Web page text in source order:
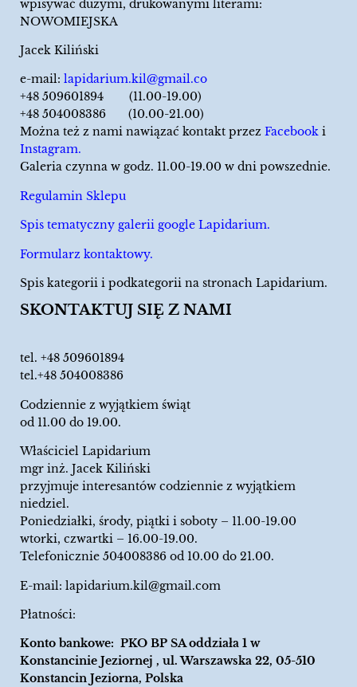
wpisywać dużymi, drukowanymi literami:
NOWOMIEJSKA
Jacek Kiliński
e-mail: lapidarium.kil@gmail.co
+48 509601894 (11.00-19.00)
+48 504008386 (10.00-21.00)
Można też z nami nawiązać kontakt przez Facebook i
Instagram.
Galeria czynna w godz. 11.00-19.00 w dni powszednie.
Regulamin Sklepu
Spis tematyczny galerii google Lapidarium.
Formularz kontaktowy.
Spis kategorii i podkategorii na stronach Lapidarium.
SKONTAKTUJ SIĘ Z NAMI
tel. +48 509601894
tel.+48 504008386
Codziennie z wyjątkiem świąt
od 11.00 do 19.00.
Właściciel Lapidarium
mgr inż. Jacek Kiliński
przyjmuje interesantów codziennie z wyjątkiem
niedziel.
Poniedziałki, środy, piątki i soboty – 11.00-19.00
wtorki, czwartki – 16.00-19.00.
Telefonicznie 504008386 od 10.00 do 21.00.
E-mail: lapidarium.kil@gmail.com
Płatności:
Konto bankowe: PKO BP SA oddziała 1 w
Konstancinie Jeziornej , ul. Warszawska 22, 05-510
Konstancin Jeziorna, Polska